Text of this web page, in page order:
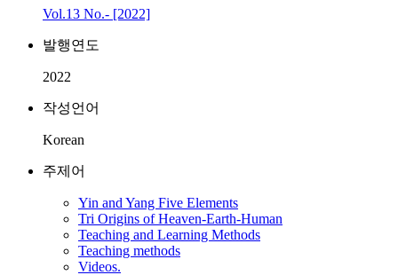
Vol.13 No.- [2022]
발행연도
2022
작성언어
Korean
주제어
Yin and Yang Five Elements
Tri Origins of Heaven-Earth-Human
Teaching and Learning Methods
Teaching methods
Videos.